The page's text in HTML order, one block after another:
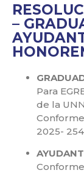
–
Para
de la
2025-